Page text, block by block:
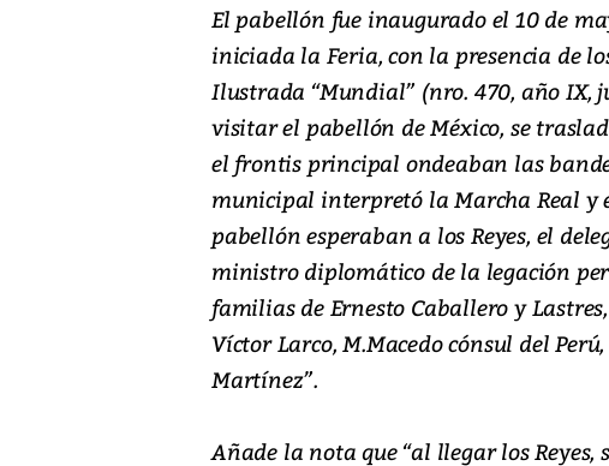
El pabellón fue inaugurado el 10 de
iniciada la Feria, con la presencia de
Ilustrada “Mundial” (nro. 470, año IX,
visitar el pabellón de México, se
el frontis principal ondeaban las
municipal interpretó la Marcha Real y
pabellón esperaban a los Reyes, el
ministro diplomático de la legación
familias de Ernesto Caballero y
Víctor Larco, M.Macedo cónsul del
Martínez”.
Añade la nota que “al llegar los